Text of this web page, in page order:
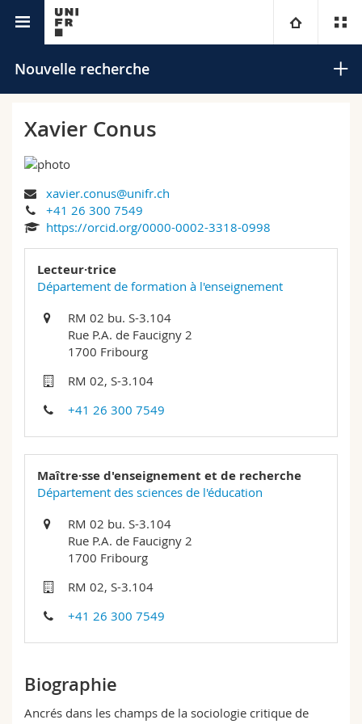
Université
Campus
Recherche
Formation continue
Droit
Lettres et sciences humaines
Sciences de l'éducation et de la formation
Sciences et médecine
Interfacultaire
Vous êtes
Futurs étudiants
Médias
Chercheurs
Collaborateurs
Doctorants
Ressources
Plan d'accès
Bibliothèques
Webmail
Programme des cours
Nouvelle recherche
Rechercher
Xavier Conus
xavier.conus@unifr.ch
+41 26 300 7549
https://orcid.org/0000-0002-3318-0998
Lecteur·trice
Département de formation à l'enseignement
RM 02 bu. S-3.104
Rue P.A. de Faucigny 2
1700 Fribourg
RM 02, S-3.104
+41 26 300 7549
Maître·sse d'enseignement et de recherche
Département des sciences de l'éducation
RM 02 bu. S-3.104
Rue P.A. de Faucigny 2
1700 Fribourg
RM 02, S-3.104
+41 26 300 7549
Biographie
Ancrés dans les champs de la sociologie critique de